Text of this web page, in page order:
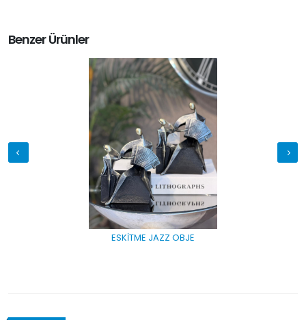
Benzer Ürünler
ESKİTME JAZZ OBJE